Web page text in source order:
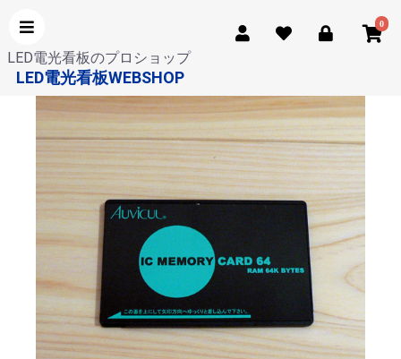
0
LED電光看板のプロショップ
LED電光看板WEBSHOP